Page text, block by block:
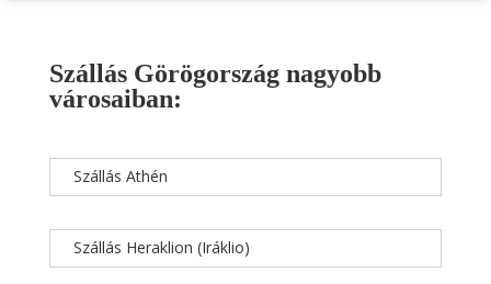
Szállás Görögország nagyobb
városaiban:
Szállás Athén
Szállás Heraklion (Iráklio)